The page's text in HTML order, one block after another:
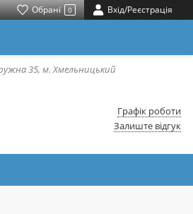
Обрані 0 Вхід/Реєстрація
35, м. Хмельницький
Графік роботи
Залиште відгук